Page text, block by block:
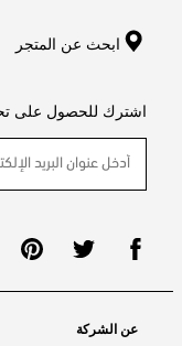
ابحث عن المتجر
اشترك للحصول على
عن الشركة